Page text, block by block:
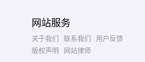
网站服务
关于我们 联系我们
用户反馈
版权声明
网站律师